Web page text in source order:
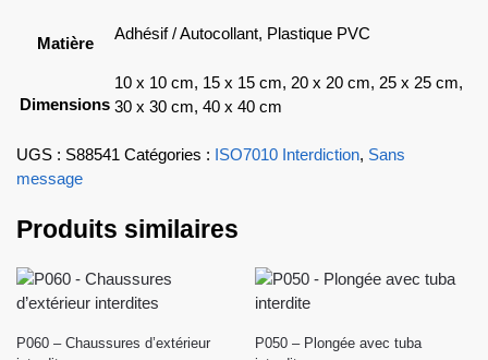
Matière
Adhésif / Autocollant, Plastique PVC
Dimensions
10 x 10 cm, 15 x 15 cm, 20 x 20 cm, 25 x 25 cm,
30 x 30 cm, 40 x 40 cm
UGS : S88541 Catégories : ISO7010 Interdiction, Sans
message
Produits similaires
P060 – Chaussures d’extérieur
P050 – Plongée avec tuba